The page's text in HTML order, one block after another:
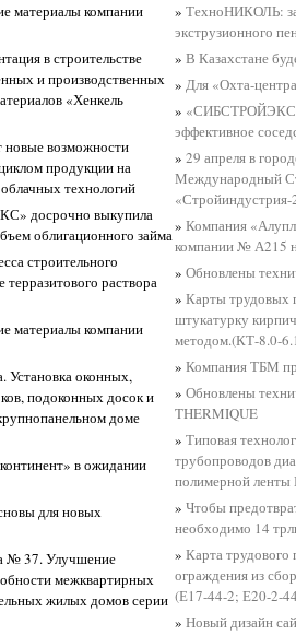
материалы компании
в строительстве
и производственных
«Хенкель
новые возможности
продукции на
технологий
досрочно выкупила
облигационного займа
строительного
терразитового раствора
материалы компании
Установка оконных,
подоконных досок и
доме
в ожидании
для новых
№ 37. Улучшение
межквартирных
жилых домов серии
» ТехноНИКОЛЬ:
экструзионного
» В Казахстане
» Для «Охта-
»
эффективное
» 29 апреля в
Международный
» Компания
компании № А215
» Обновлены
» Карты трудовых
штукатурку
методом.(КТ-8.0-
» Компания ТБМ
» Обновлены
THERMIQUE
» Типовая
трубопроводов
полимерной ленты
» Чтобы
необходимо 14
» Карта трудового
ограждения из
(Е17-44-2; Е20-2-
» Новый дизайн